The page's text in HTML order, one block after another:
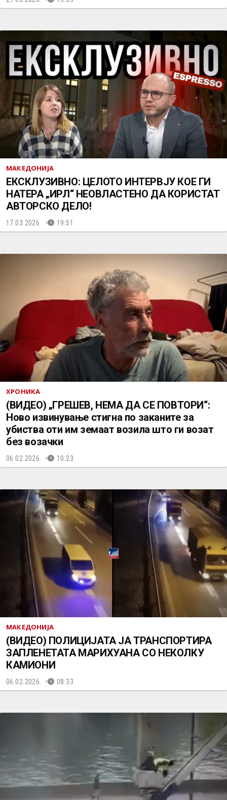
МАКЕДОНИЈА
ЕКСКЛУЗИВНО: ЦЕЛОТО ИНТЕРВЈУ КОЕ ГИ
НАТЕРА „ИРЛ“ НЕОВЛАСТЕНО ДА КОРИСТАТ
АВТОРСКО ДЕЛО!
17.03.2026. 19:51
ХРОНИКА
(ВИДЕО) „ГРЕШЕВ, НЕМА ДА СЕ ПОВТОРИ“:
Ново извинување стигна по заканите за
убиства оти им земаат возила што ги возат
без возачки
06.02.2026. 10:23
МАКЕДОНИЈА
(ВИДЕО) ПОЛИЦИЈАТА ЈА ТРАНСПОРТИРА
ЗАПЛЕНЕТАТА МАРИХУАНА СО НЕКОЛКУ
КАМИОНИ
06.02.2026. 08:33